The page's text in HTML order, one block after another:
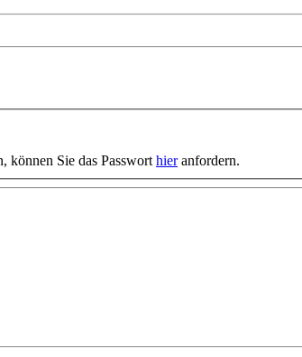
können Sie das Passworthieranfordern.